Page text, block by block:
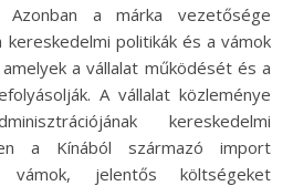
a márka vezetősége
politikák és a vámok
a vállalat működését és a
A vállalat közleménye
kereskedelmi
a Kínából származó import
jelentős költségeket